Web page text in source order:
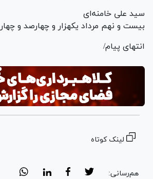
سید علی خامنه‌ای
بیست و نهم مرداد یکهزار و چهارصد و چهار
انتهای پیام/
لینک کوتاه
هم‌رسانی: